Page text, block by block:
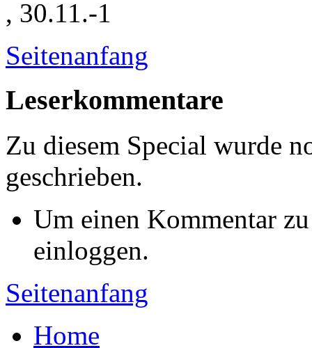
, 30.11.-1
Seitenanfang
Leserkommentare
Zu diesem Special wurde
geschrieben.
Um einen Kommentar
einloggen.
Seitenanfang
Home